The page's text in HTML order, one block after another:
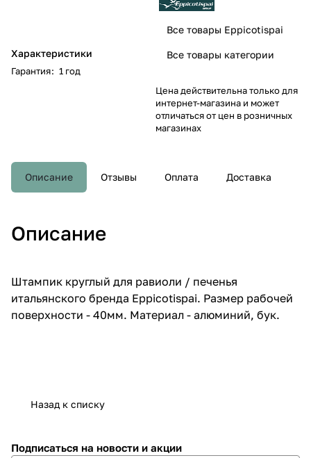
Характеристики
Гарантия: 1 год
Все товары Eppicotispai
Все товары категории
Цена действительна только для
интернет-магазина и может
отличаться от цен в розничных
магазинах
Описание Отзывы Оплата Доставка
Описание
Штампик круглый для равиоли / печенья
итальянского бренда Eppicotispai. Размер рабочей
поверхности - 40мм. Материал - алюминий, бук.
Назад к списку
Подписаться на новости и акции